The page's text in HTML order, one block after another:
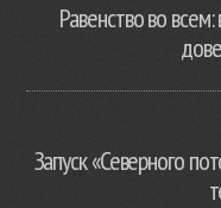
Равенство во
Запуск «Северного